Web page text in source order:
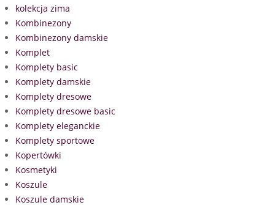
kolekcja zima
Kombinezony
Kombinezony damskie
Komplet
Komplety basic
Komplety damskie
Komplety dresowe
Komplety dresowe basic
Komplety eleganckie
Komplety sportowe
Kopertówki
Kosmetyki
Koszule
Koszule damskie